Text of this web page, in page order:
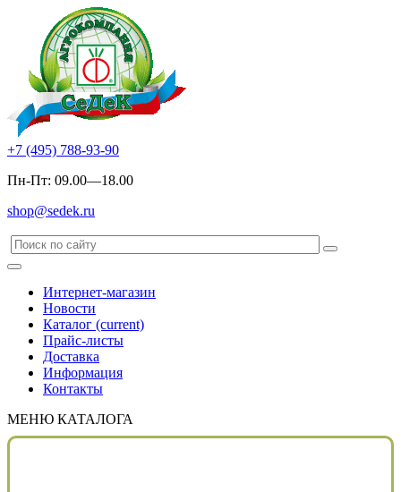
+7 (495) 788-93-90
Пн-Пт: 09.00—18.00
shop@sedek.ru
Интернет-магазин
Новости
Каталог (current)
Прайс-листы
Доставка
Информация
Контакты
МЕНЮ КАТАЛОГА